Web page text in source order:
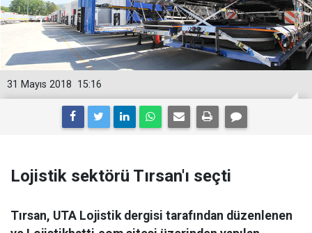
15:16
31 Mayıs 2018
Lojistik sektörü Tırsan'ı seçti
Tırsan, UTA Lojistik dergisi tarafından düzenlenen